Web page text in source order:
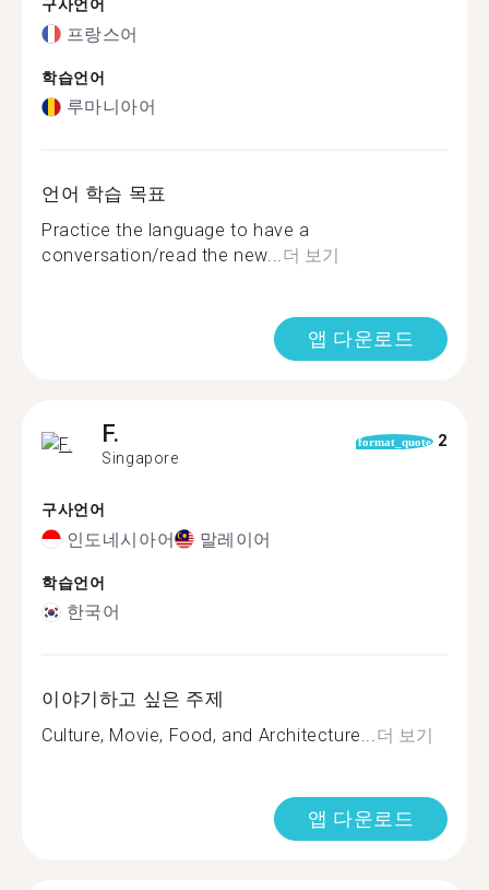
구사언어
프랑스어
학습언어
루마니아어
언어 학습 목표
Practice the language to have a
conversation/read the new...더 보기
앱 다운로드
F.
Singapore
format_quote 2
구사언어
인도네시아어 말레이어
학습언어
한국어
이야기하고 싶은 주제
Culture, Movie, Food, and Architecture...더 보기
앱 다운로드